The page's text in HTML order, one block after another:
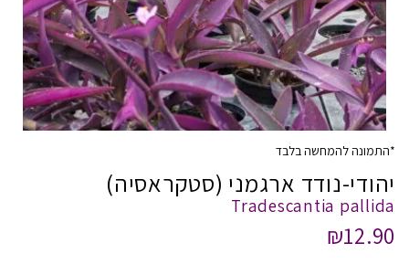
*התמונה להמחשה בלבד
יהודי-נודד ארגמני (סטקראסיה)
Tradescantia pallida
₪12.90